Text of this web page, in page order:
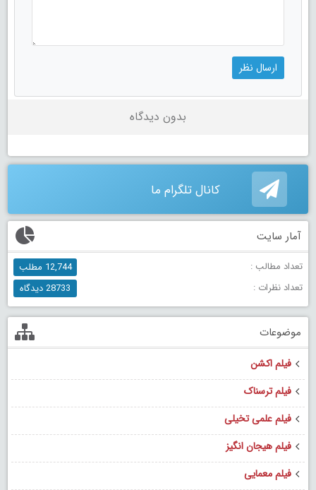
بدون دیدگاه
کانال تلگرام ما
آمار سایت
تعداد مطالب :
12,744 مطلب
تعداد نظرات :
28733 دیدگاه
موضوعات
فیلم اکشن
فیلم ترسناک
فیلم علمی تخیلی
فیلم هیجان انگیز
فیلم معمایی